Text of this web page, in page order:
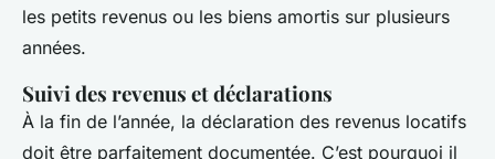
les petits revenus ou les biens amortis sur plusieurs
années.
Suivi des revenus et déclarations
À la fin de l’année, la déclaration des revenus locatifs
doit être parfaitement documentée. C’est pourquoi il